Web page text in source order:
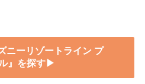
ニーリゾートライン プ
』を探す▶